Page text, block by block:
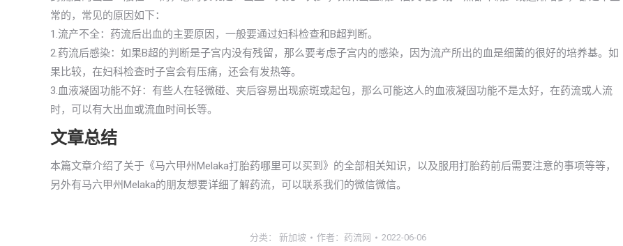
常的，常见的原因如下：
1.流产不全：药流后出血的主要原因，一般要通过妇科检查和B超判断。
2.药流后感染：如果B超的判断是子宫内没有残留，那么要考虑子宫内的感染，因为流产所出的血是细菌的很好的培养基。如
果比较，在妇科检查时子宫会有压痛，还会有发热等。
3.血液凝固功能不好：有些人在轻微碰、夹后容易出现瘀斑或起包，那么可能这人的血液凝固功能不是太好，在药流或人流
时，可以有大出血或流血时间长等。
文章总结
本篇文章介绍了关于《马六甲州Melaka打胎药哪里可以买到》的全部相关知识，以及服用打胎药前后需要注意的事项等等，
另外有马六甲州Melaka的朋友想要详细了解药流，可以联系我们的微信微信。
分类： 新加坡 作者： 药流网 2022-06-06